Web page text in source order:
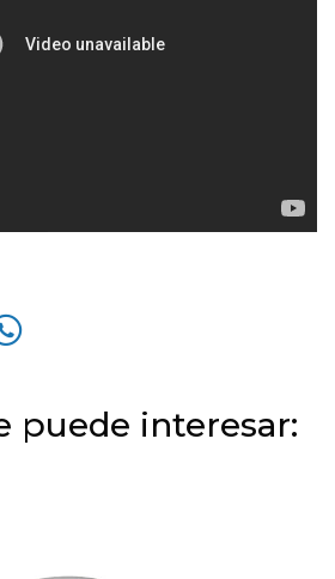
puede interesar: